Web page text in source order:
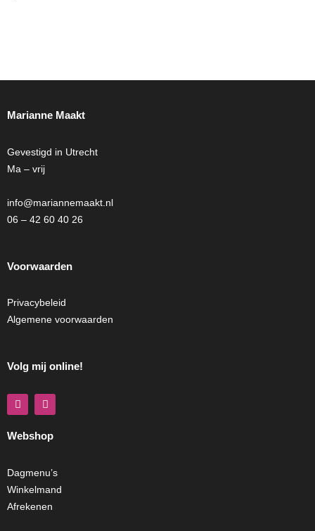
Marianne Maakt
Gevestigd in Utrecht
Ma – vrij
info@mariannemaakt.nl
06 – 42 60 40 26
Voorwaarden
Privacybeleid
Algemene voorwaarden
Volg mij online!
F
a
c
e
b
k
I
n
s
a
a
Webshop
Dagmenu’s
Winkelmand
Afrekenen